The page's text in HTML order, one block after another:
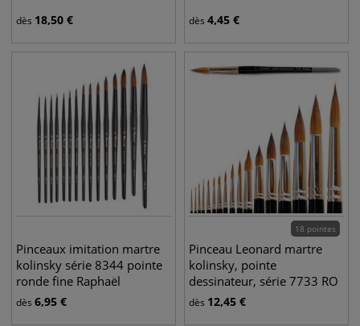
dès 18,50 € dès 4,45 €
Pinceaux imitation martre
kolinsky série 8344 pointe
ronde fine Raphaël
dès 6,95 €
18 pointes
Pinceau Leonard martre
kolinsky, pointe
dessinateur, série 7733 RO
dès 12,45 €